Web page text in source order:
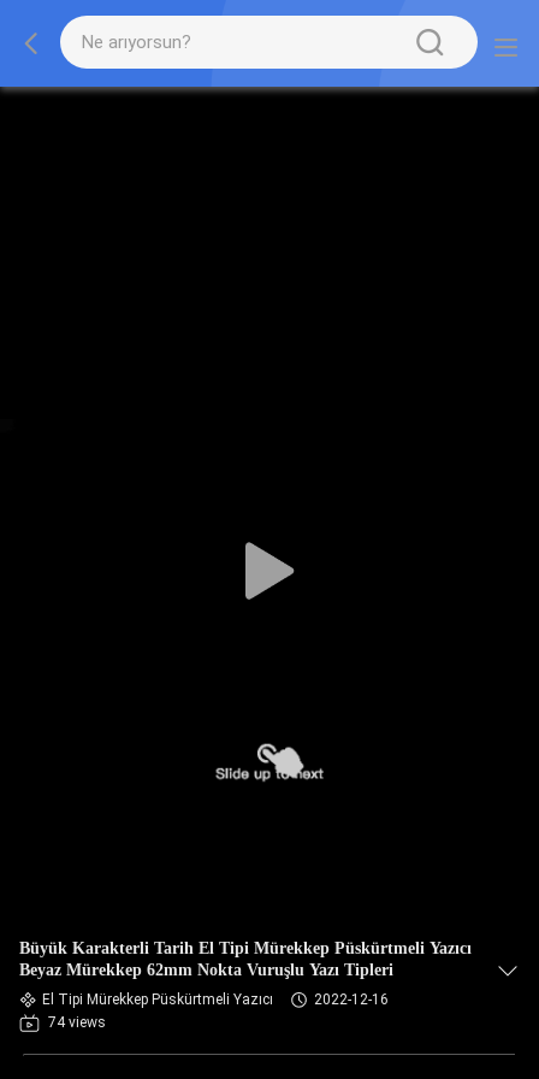
Büyük Karakterli Tarih El Tipi Mürekkep Püskürtmeli Yazıcı
Beyaz Mürekkep 62mm Nokta Vuruşlu Yazı Tipleri
El Tipi Mürekkep Püskürtmeli Yazıcı
2022-12-16
74 views